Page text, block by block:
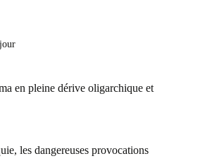
en pleine dérive oligarchique et
les dangereuses provocations